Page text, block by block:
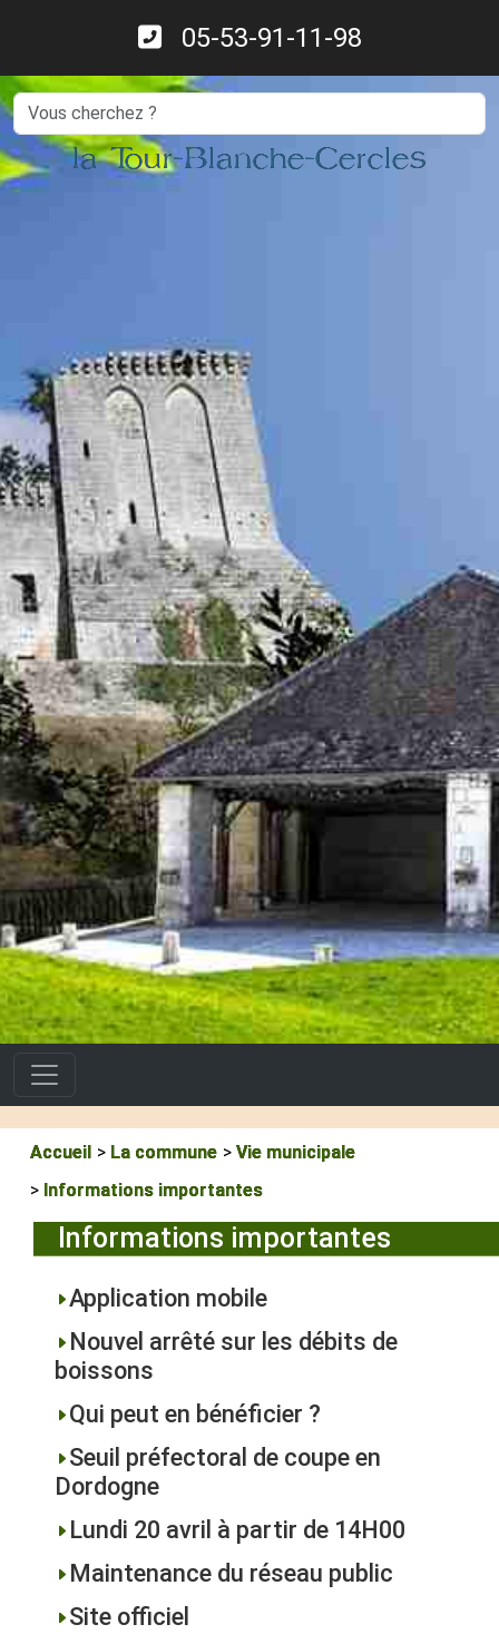
05-53-91-11-98
Search
la Tour-Blanche-Cercles
Accueil La commune
Vie municipale
Informations importantes
Informations importantes
Application mobile
Nouvel arrêté sur les débits de
boissons
Qui peut en bénéficier ?
Seuil préfectoral de coupe en
Dordogne
Lundi 20 avril à partir de 14H00
Maintenance du réseau public
Site officiel